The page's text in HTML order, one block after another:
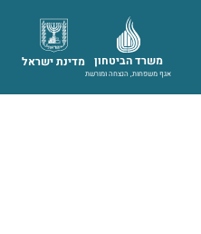
מדינת ישראל משרד הביטחון
אגף משפחות, הנצחה ומורשת